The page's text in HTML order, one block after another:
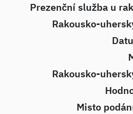
Prezenční služba u
Rakousko-
Rakousko-
Misto